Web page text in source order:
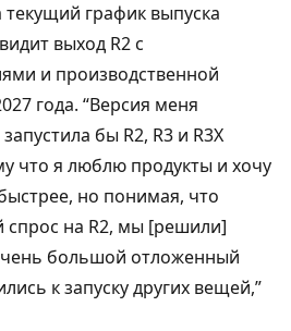
график выпуска
выход R2 с
и производственной
года. “Версия меня
бы R2, R3 и R3X
что я люблю продукты и хочу
но понимая, что
спрос на R2, мы [решили]
большой отложенный
к запуску других вещей,”